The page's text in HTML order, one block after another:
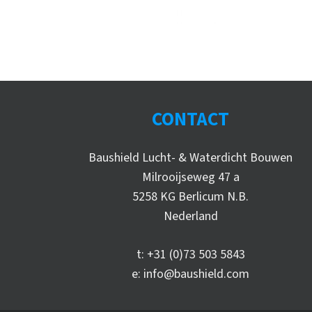
CONTACT
Baushield Lucht- & Waterdicht Bouwen
Milrooijseweg 47 a
5258 KG Berlicum N.B.
Nederland
t: +31 (0)73 503 5843
e: info@baushield.com